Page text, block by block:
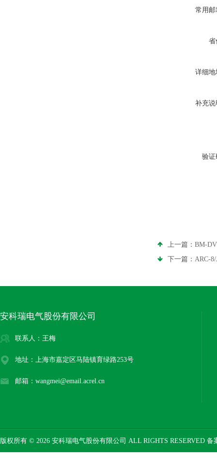
常用邮
省
详细地
补充说
验证
上一篇： BM-
下一篇： ARC-
安科瑞电气股份有限公司
联系人：王梅
地址：上海市嘉定区马陆镇育绿路253号
邮箱：wangmei@email.acrel.cn
版权所有 © 2026 安科瑞电气股份有限公司 ALL RIGHTS RESERVED 备